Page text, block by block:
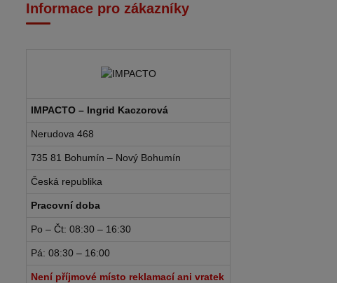
Informace pro zákazníky
IMPACTO – Ingrid Kaczorová
Nerudova 468
735 81 Bohumín – Nový Bohumín
Česká republika
Pracovní doba
Po – Čt: 08:30 – 16:30
Pá: 08:30 – 16:00
Není příjmové místo reklamací ani vratek